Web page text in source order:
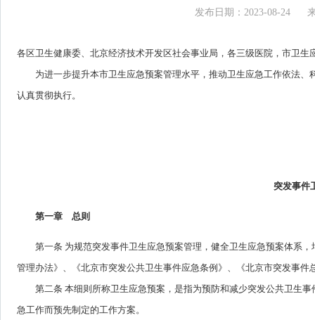
发布日期：2023-08-24
各区卫生健康委、北京经济技术开发区社会事业局，各三级医院，市卫
为进一步提升本市卫生应急预案管理水平，推动卫生应急工作依法、
认真贯彻执行。
突发事件
第一章 总则
第一条 为规范突发事件卫生应急预案管理，健全卫生应急预案体系
管理办法》、《北京市突发公共卫生事件应急条例》、《北京市突发事
第二条 本细则所称卫生应急预案，是指为预防和减少突发公共卫生事
急工作而预先制定的工作方案。